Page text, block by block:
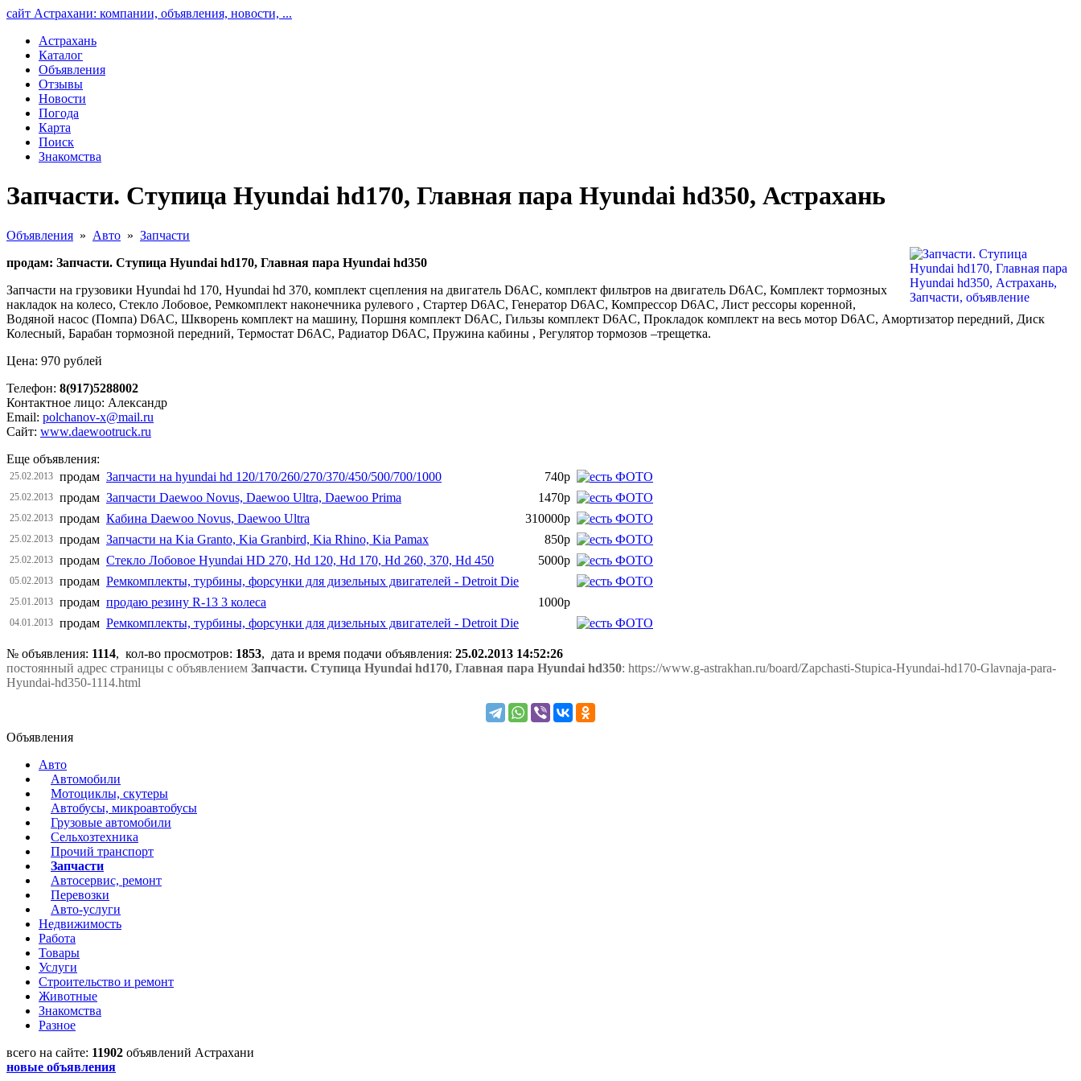
сайт Астрахани: компании, объявления, новости, ...
Астрахань
Каталог
Объявления
Отзывы
Новости
Погода
Карта
Поиск
Знакомства
Запчасти. Ступица Hyundai hd170, Главная пара Hyundai hd350, Астрахань
Объявления » Авто » Запчасти
продам: Запчасти. Ступица Hyundai hd170, Главная пара Hyundai hd350
Запчасти на грузовики Hyundai hd 170, Hyundai hd 370, комплект сцепления на двигатель D6AC, комплект фильтров на двигатель D6AC, Комплект тормозных
накладок на колесо, Стекло Лобовое, Ремкомплект наконечника рулевого , Стартер D6AC, Генератор D6AC, Компрессор D6AC, Лист рессоры коренной,
Водяной насос (Помпа) D6AC, Шкворень комплект на машину, Поршня комплект D6AC, Гильзы комплект D6AC, Прокладок комплект на весь мотор D6AC, Амортизатор передний, Диск
Колесный, Барабан тормозной передний, Термостат D6AC, Радиатор D6AC, Пружина кабины , Регулятор тормозов –трещетка.
Цена: 970 рублей
Телефон: 8(917)5288002
Контактное лицо: Александр
Email: polchanov-x@mail.ru
Сайт: www.daewootruck.ru
Еще объявления:
25.02.2013 продам Запчасти на hyundai hd 120/170/260/270/370/450/500/700/1000 740р
25.02.2013 продам Запчасти Daewoo Novus, Daewoo Ultra, Daewoo Prima 1470р
25.02.2013 продам Кабина Daewoo Novus, Daewoo Ultra 310000р
25.02.2013 продам Запчасти на Kia Granto, Kia Granbird, Kia Rhino, Kia Pamax 850р
25.02.2013 продам Стекло Лобовое Hyundai HD 270, Hd 120, Hd 170, Hd 260, 370, Hd 450 5000р
05.02.2013 продам Ремкомплекты, турбины, форсунки для дизельных двигателей - Detroit Die
25.01.2013 продам продаю резину R-13 3 колеса 1000р
04.01.2013 продам Ремкомплекты, турбины, форсунки для дизельных двигателей - Detroit Die
№ объявления: 1114, кол-во просмотров: 1853, дата и время подачи объявления: 25.02.2013 14:52:26
постоянный адрес страницы с объявлением Запчасти. Ступица Hyundai hd170, Главная пара Hyundai hd350: https://www.g-astrakhan.ru/board/Zapchasti-Stupica-Hyundai-hd170-Glavnaja-para-
Hyundai-hd350-1114.html
Объявления
Авто
Автомобили
Мотоциклы, скутеры
Автобусы, микроавтобусы
Грузовые автомобили
Сельхозтехника
Прочий транспорт
Запчасти
Автосервис, ремонт
Перевозки
Авто-услуги
Недвижимость
Работа
Товары
Услуги
Строительство и ремонт
Животные
Знакомства
Разное
всего на сайте: 11902 объявлений Астрахани
новые объявления